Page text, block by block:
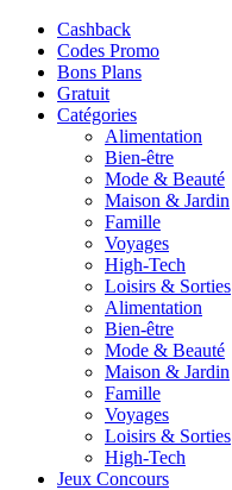
Cashback
Codes Promo
Bons Plans
Gratuit
Catégories
Alimentation
Bien-être
Mode & Beauté
Maison & Jardin
Famille
Voyages
High-Tech
Loisirs & Sorties
Alimentation
Bien-être
Mode & Beauté
Maison & Jardin
Famille
Voyages
Loisirs & Sorties
High-Tech
Jeux Concours